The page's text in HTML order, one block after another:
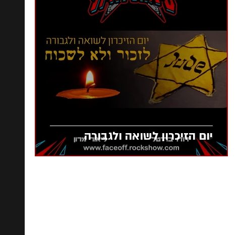
יום הזיכרון לשואה ולגבורה